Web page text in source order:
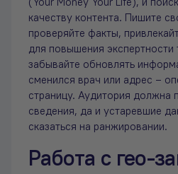
(Your Money Your Life), и
качеству контента. Пишите
проверяйте факты,
для повышения экспертности
забывайте обновлять
сменился врач или адрес –
страницу. Аудитория должна
сведения, да и устаревшие
сказаться на ранжировании.
Работа с гео-